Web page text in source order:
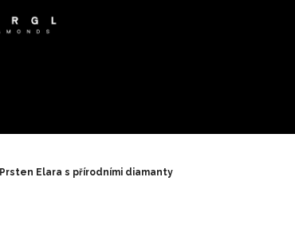
Prsten Elara s přírodními diamanty